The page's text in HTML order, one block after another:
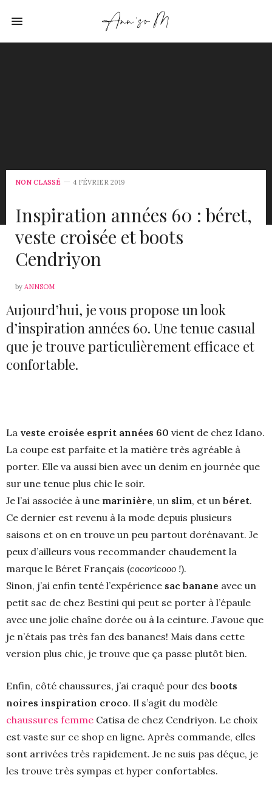
NON CLASSÉ 4 FÉVRIER 2019
Inspiration années 60 : béret,
veste croisée et boots
Cendriyon
by ANNSOM
Aujourd’hui, je vous propose un look
d’inspiration années 60. Une tenue casual
que je trouve particulièrement efficace et
confortable.
La veste croisée esprit années 60 vient de chez Idano.
La coupe est parfaite et la matière très agréable à
porter. Elle va aussi bien avec un denim en journée que
sur une tenue plus chic le soir.
Je l’ai associée à une marinière, un slim, et un béret.
Ce dernier est revenu à la mode depuis plusieurs
saisons et on en trouve un peu partout dorénavant. Je
peux d’ailleurs vous recommander chaudement la
marque le Béret Français (cocoricooo !).
Sinon, j’ai enfin tenté l’expérience sac banane avec un
petit sac de chez Bestini qui peut se porter à l’épaule
avec une jolie chaîne dorée ou à la ceinture. J’avoue que
je n’étais pas très fan des bananes! Mais dans cette
version plus chic, je trouve que ça passe plutôt bien.
Enfin, côté chaussures, j’ai craqué pour des boots
noires inspiration croco. Il s’agit du modèle
chaussures femme Catisa de chez Cendriyon. Le choix
est vaste sur ce shop en ligne. Après commande, elles
sont arrivées très rapidement. Je ne suis pas déçue, je
les trouve très sympas et hyper confortables.